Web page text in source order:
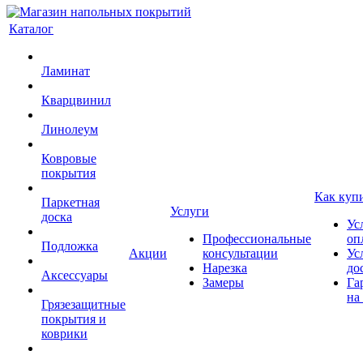
Каталог
Ламинат
Кварцвинил
Линолеум
Ковровые
покрытия
Паркетная
доска
Подложка
Аксессуары
Грязезащитные
покрытия и
коврики
Акции
Услуги
Профессиональные
консультации
Нарезка
Замеры
Как
на